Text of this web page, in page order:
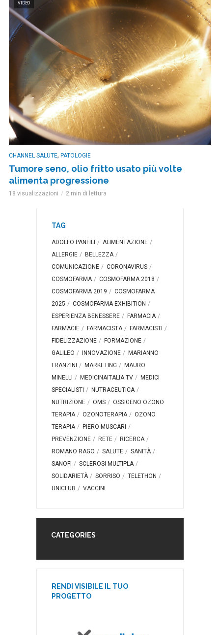
VIDEO
CHANNEL SALUTE, PATOLOGIE
Tumore seno, olio fritto usato più volte
alimenta progressione
18 visualizzazioni 2 min di lettura
TAG
ADOLFO PANFILI
ALIMENTAZIONE
ALLERGIE
BELLEZZA
COMUNICAZIONE
CORONAVIRUS
COSMOFARMA
COSMOFARMA 2018
COSMOFARMA 2019
COSMOFARMA
2025
COSMOFARMA EXHIBITION
ESPERIENZA BENESSERE
FARMACIA
FARMACIE
FARMACISTA
FARMACISTI
FIDELIZZAZIONE
FORMAZIONE
GALILEO
INNOVAZIONE
MARIANNO
FRANZINI
MARKETING
MAURO
MINELLI
MEDICINAITALIA.TV
MEDICI
SPECIALISTI
NUTRACEUTICA
NUTRIZIONE
OMS
OSSIGENO OZONO
TERAPIA
OZONOTERAPIA
OZONO
TERAPIA
PIERO MUSCARI
PREVENZIONE
RETE
RICERCA
ROMANO RAGO
SALUTE
SANITÀ
SANOFI
SCLEROSI MULTIPLA
SOLIDARIETÀ
SORRISO
TELETHON
UNICLUB
VACCINI
CATEGORIES
RENDI VISIBILE IL TUO
PROGETTO